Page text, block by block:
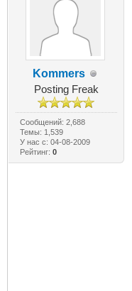
Kommers
Posting Freak
Сообщений: 2,688
Темы: 1,539
У нас с: 04-08-2009
Рейтинг: 0